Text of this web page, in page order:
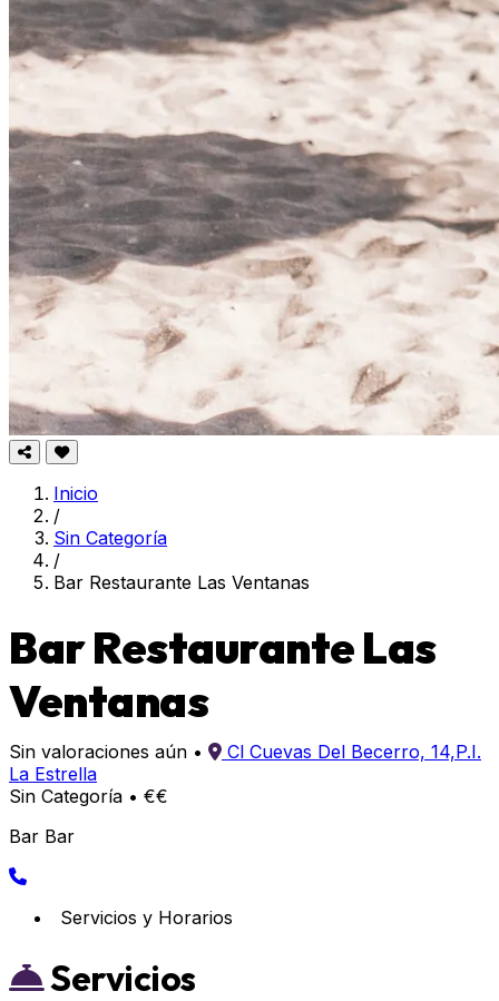
Inicio
/
Sin Categoría
/
Bar Restaurante Las Ventanas
Bar Restaurante Las
Ventanas
Sin valoraciones aún •
Cl Cuevas Del Becerro, 14,P.I.
La Estrella
Sin Categoría • €€
Bar Bar
Servicios y Horarios
Servicios